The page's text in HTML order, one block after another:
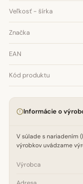
Veľkosť - šírka
Značka
EAN
Kód produktu
Informácie o
V súlade s nariadením
výrobkov uvádzame
Výrobca